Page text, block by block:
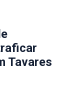
Tavares